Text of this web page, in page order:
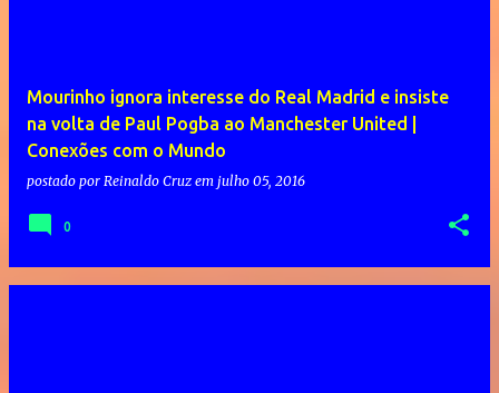
Mourinho ignora interesse do Real Madrid e insiste
na volta de Paul Pogba ao Manchester United |
Conexões com o Mundo
postado por Reinaldo Cruz em julho 05, 2016
0